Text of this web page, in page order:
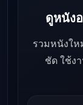
ดูหนัง
รวมหนังใ
ชัด ใช้ง